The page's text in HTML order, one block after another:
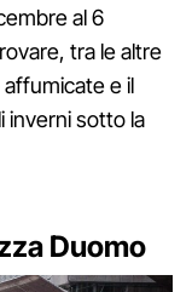
al 6
tra le altre
e il
inverni sotto la
Duomo